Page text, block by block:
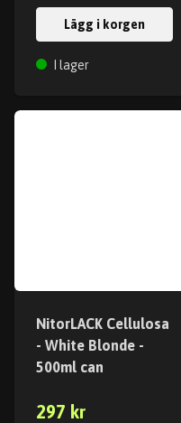
Lägg i korgen
I lager
NitorLACK Cellulosa
- White Blonde -
500ml can
297 kr